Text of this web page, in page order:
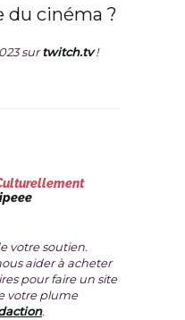
du cinéma ?
surtwitch.tv !
votre soutien.
aider à acheter
pour faire un site
votre plume
.